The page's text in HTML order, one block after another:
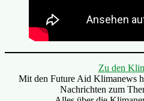
Zu den
Mit den Future Aid Klimanews
Nachrichten zum